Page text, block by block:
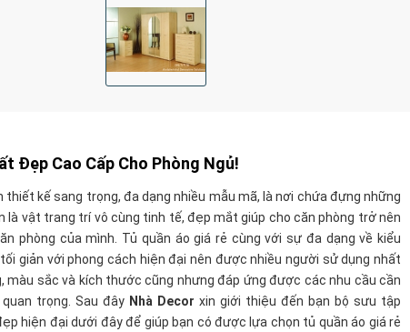
Đẹp Cao Cấp Cho Phòng Ngủ!
thiết kế sang trọng, đa dạng nhiều mẫu mã, là nơi chứa đựng những
là vật trang trí vô cùng tinh tế, đẹp mắt giúp cho căn phòng trở nên
phòng của mình. Tủ quần áo giá rẻ cùng với sự đa dạng về kiểu
giản với phong cách hiện đại nên được nhiều người sử dụng nhất
màu sắc và kích thước cũng nhưng đáp ứng được các nhu cầu cần
trọng. Sau đây Nhà Decor xin giới thiệu đến bạn bộ sưu tập
hiện đại dưới đây để giúp bạn có được lựa chọn tủ quần áo giá rẻ